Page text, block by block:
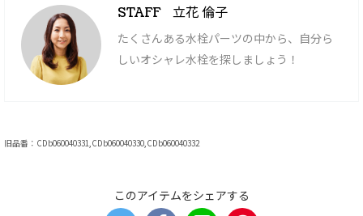
STAFF 立花 倫子
たくさんある水栓パーツの中から、自分ら
しいオシャレ水栓を探しましょう！
旧品番：CDb060040331,CDb060040330,CDb060040332
このアイテムをシェアする